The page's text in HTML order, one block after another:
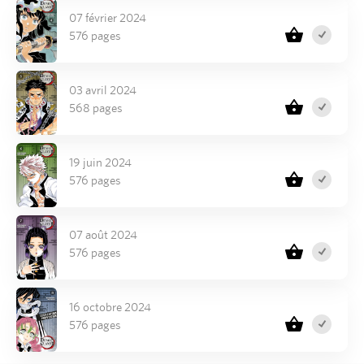
07 février 2024
576 pages
03 avril 2024
568 pages
19 juin 2024
576 pages
07 août 2024
576 pages
16 octobre 2024
576 pages